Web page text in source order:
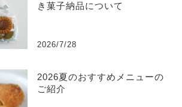
き菓子納品について
2026/7/28
2026夏のおすすめメニューの
ご紹介